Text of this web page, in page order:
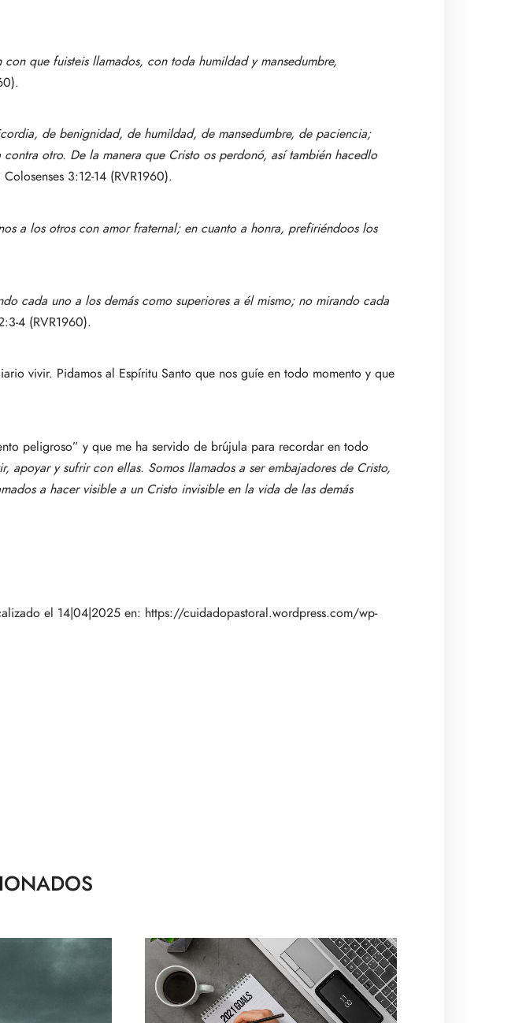
que fuisteis llamados, con toda humildad y mansedumbre,
de benignidad, de humildad, de mansedumbre, de paciencia;
otro. De la manera que Cristo os perdonó, así también hacedlo
Colosenses 3:12-14 (RVR1960).
a los otros con amor fraternal; en cuanto a honra, prefiriéndoos los
cada uno a los demás como superiores a él mismo; no mirando cada
4 (RVR1960).
vivir. Pidamos al Espíritu Santo que nos guíe en todo momento y que
peligroso” y que me ha servido de brújula para recordar en todo
apoyar y sufrir con ellas. Somos llamados a ser embajadores de Cristo,
a hacer visible a un Cristo invisible en la vida de las demás
el 14|04|2025 en: https://cuidadopastoral.wordpress.com/wp-